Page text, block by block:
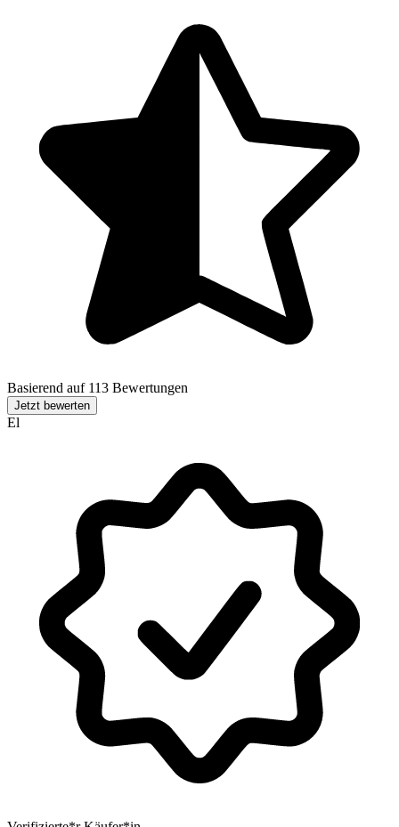
Basierend auf 113 Bewertungen
Jetzt bewerten
El